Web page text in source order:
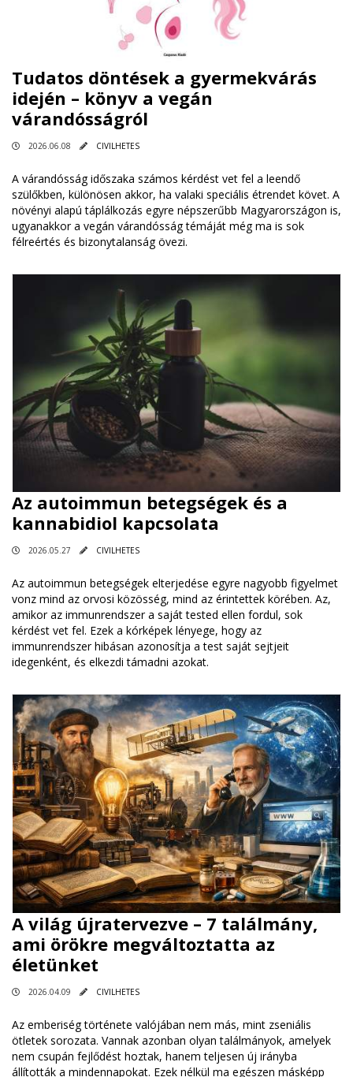
Tudatos döntések a gyermekvárás
idején – könyv a vegán
várandósságról
2026.06.08 CIVILHETES
A várandósság időszaka számos kérdést vet fel a leendő
szülőkben, különösen akkor, ha valaki speciális étrendet követ. A
növényi alapú táplálkozás egyre népszerűbb Magyarországon is,
ugyanakkor a vegán várandósság témáját még ma is sok
félreértés és bizonytalanság övezi.
Az autoimmun betegségek és a
kannabidiol kapcsolata
2026.05.27 CIVILHETES
Az autoimmun betegségek elterjedése egyre nagyobb figyelmet
vonz mind az orvosi közösség, mind az érintettek körében. Az,
amikor az immunrendszer a saját tested ellen fordul, sok
kérdést vet fel. Ezek a kórképek lényege, hogy az
immunrendszer hibásan azonosítja a test saját sejtjeit
idegenként, és elkezdi támadni azokat.
A világ újratervezve – 7 találmány,
ami örökre megváltoztatta az
életünket
2026.04.09 CIVILHETES
Az emberiség története valójában nem más, mint zseniális
ötletek sorozata. Vannak azonban olyan találmányok, amelyek
nem csupán fejlődést hoztak, hanem teljesen új irányba
állították a mindennapokat. Ezek nélkül ma egészen másképp